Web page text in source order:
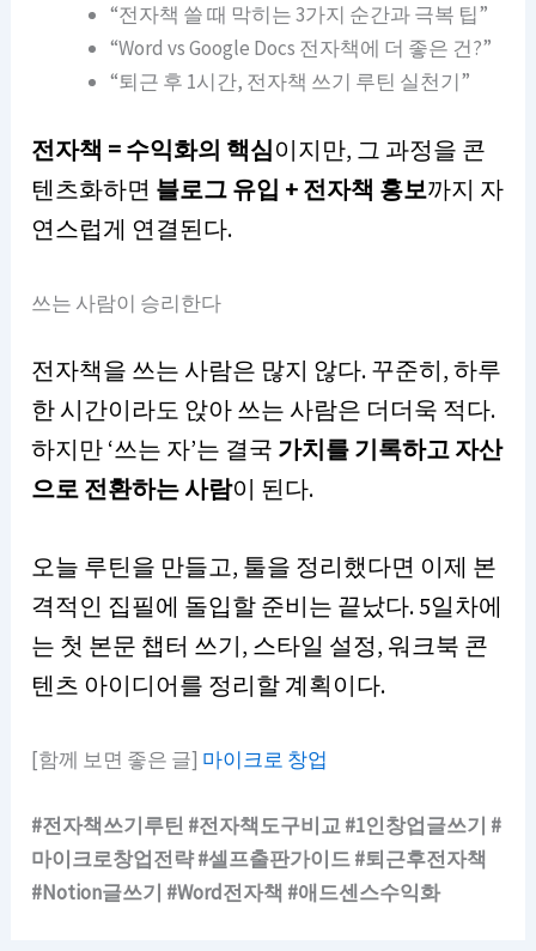
“전자책 쓸 때 막히는 3가지 순간과 극복 팁”
“Word vs Google Docs 전자책에 더 좋은 건?”
“퇴근 후 1시간, 전자책 쓰기 루틴 실천기”
전자책 = 수익화의 핵심이지만, 그 과정을 콘
텐츠화하면 블로그 유입 + 전자책 홍보까지 자
연스럽게 연결된다.
쓰는 사람이 승리한다
전자책을 쓰는 사람은 많지 않다. 꾸준히, 하루
한 시간이라도 앉아 쓰는 사람은 더더욱 적다.
하지만 ‘쓰는 자’는 결국 가치를 기록하고 자산
으로 전환하는 사람이 된다.
오늘 루틴을 만들고, 툴을 정리했다면 이제 본
격적인 집필에 돌입할 준비는 끝났다. 5일차에
는 첫 본문 챕터 쓰기, 스타일 설정, 워크북 콘
텐츠 아이디어를 정리할 계획이다.
[함께 보면 좋은 글] 마이크로 창업
#전자책쓰기루틴 #전자책도구비교 #1인창업글쓰기 #
마이크로창업전략 #셀프출판가이드 #퇴근후전자책
#Notion글쓰기 #Word전자책 #애드센스수익화